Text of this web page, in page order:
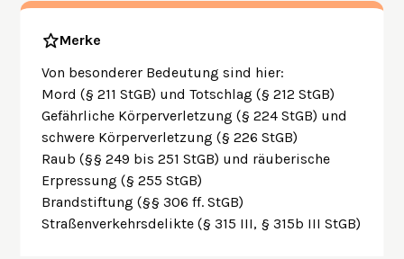
Merke
Von besonderer Bedeutung sind hier:
Mord (§ 211 StGB) und Totschlag (§ 212 StGB)
Gefährliche Körperverletzung (§ 224 StGB) und
schwere Körperverletzung (§ 226 StGB)
Raub (§§ 249 bis 251 StGB) und räuberische
Erpressung (§ 255 StGB)
Brandstiftung (§§ 306 ff. StGB)
Straßenverkehrsdelikte (§ 315 III, § 315b III StGB)